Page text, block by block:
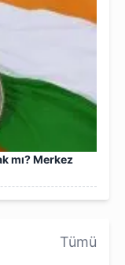
mı? Merkez
Tümü